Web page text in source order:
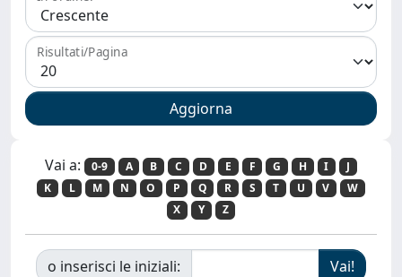
Risultati/Pagina
Vai a: 0-9 A B C D E F G H I
J
K
L M N O P Q R S T U V
W
X
Y Z
o inserisci le iniziali: